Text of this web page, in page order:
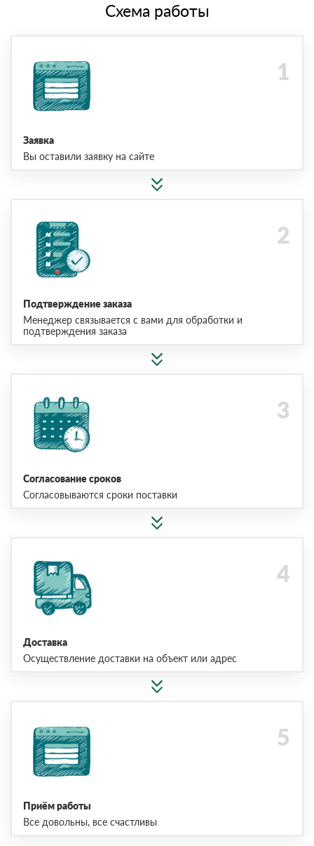
Схема работы
Заявка
Вы оставили заявку на сайте
Подтверждение заказа
Менеджер связывается с вами для обработки и
подтверждения заказа
Согласование сроков
Согласовываются сроки поставки
Доставка
Осуществление доставки на объект или адрес
Приём работы
Все довольны, все счастливы